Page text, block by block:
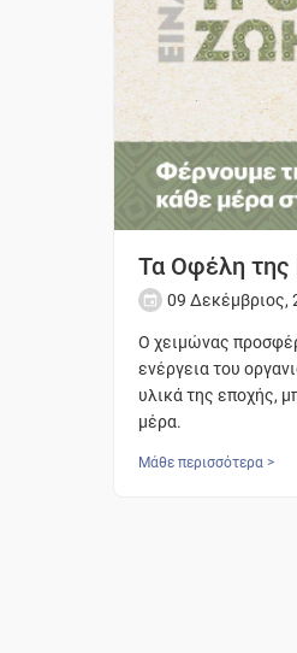
Τα Οφέλη της
09 Δεκέμβριος,
Ο χειμώνας
ενέργεια του
υλικά της εποχής,
μέρα.
Μάθε περισσότερα >